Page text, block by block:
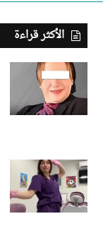
يفكك
جذور
العنف
الأسري
الأكثر قراءة